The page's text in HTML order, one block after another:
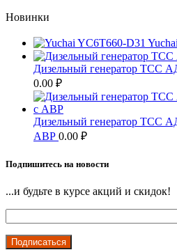
Новинки
Дизельный генератор ТСС
0.00 ₽
Дизельный генератор ТСС
АВР 0.00 ₽
Подпишитесь на новости
...и будьте в курсе акций и скидок!